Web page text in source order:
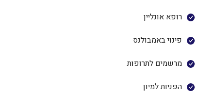
רופא אונליין
פינוי באמבולנס
מרשמים לתרופות
הפניות למיון